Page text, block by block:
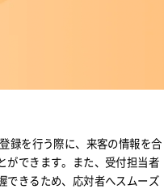
録を行う際に、来客の情報を合
ができます。また、受付担当者
できるため、応対者へスムーズ